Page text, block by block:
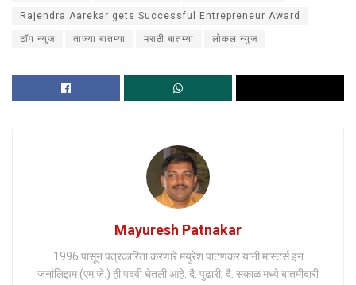
Rajendra Aarekar gets Successful Entrepreneur Award
टॉप न्युज ताज्या बातम्या मराठी बातम्या लोकल न्युज
Mayuresh Patnakar
1996 पासून पत्रकारिता करणारे मयुरेश पाटणकर यांनी मास्टर्स इन
जर्नालिझम (एम.जे.) ही पदवी घेतली आहे. दै. पुढारी, दै. सकाळ मध्ये बातमीदारी